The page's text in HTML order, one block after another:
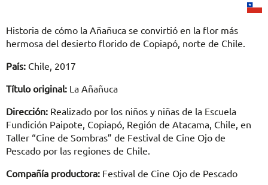
Historia de cómo la Añañuca se convirtió en la flor más
hermosa del desierto florido de Copiapó, norte de Chile.
País: Chile, 2017
Título original: La Añañuca
Dirección: Realizado por los niños y niñas de la Escuela
Fundición Paipote, Copiapó, Región de Atacama, Chile, en
Taller “Cine de Sombras” de Festival de Cine Ojo de
Pescado por las regiones de Chile.
Compañía productora: Festival de Cine Ojo de Pescado